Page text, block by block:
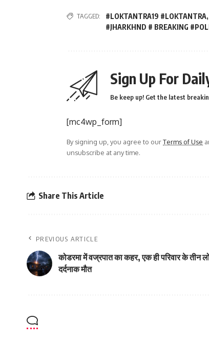
TAGGED: #LOKTANTRA19 #LOKTANTRA,
#JHARKHND # BREAKING
Sign Up For
Be keep up! Get the latest
[mc4wp_form]
By signing up, you agree to ourTerms of Use
unsubscribe at any time.
Share This Article
PREVIOUS ARTICLE
कोडरमा में वज्रपात का कहर, एक ही परिवार के तीन
दर्दनाक मौत